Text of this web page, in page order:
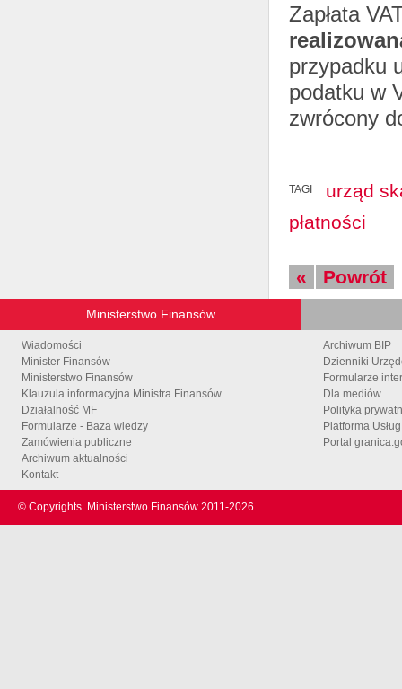
Zapłata
przypadku
podatku w
zwrócony
TAGI
urząd
płatności
« Powrót
Ministerstwo Finansów
Wiadomości
Minister Finansów
Ministerstwo Finansów
Klauzula informacyjna Ministra Finansów
Działalność MF
Formularze - Baza wiedzy
Zamówienia publiczne
Archiwum aktualności
Kontakt
Archiwum BIP
Dzienniki
Formularze
Dla mediów
Polityka
Platforma
Portal
© Copyrights Ministerstwo Finansów 2011-2026